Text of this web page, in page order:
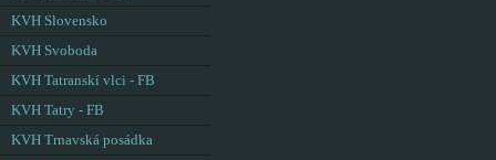
KVH Slovensko
KVH Svoboda
KVH Tatranskí vlci - FB
KVH Tatry - FB
KVH Trnavská posádka